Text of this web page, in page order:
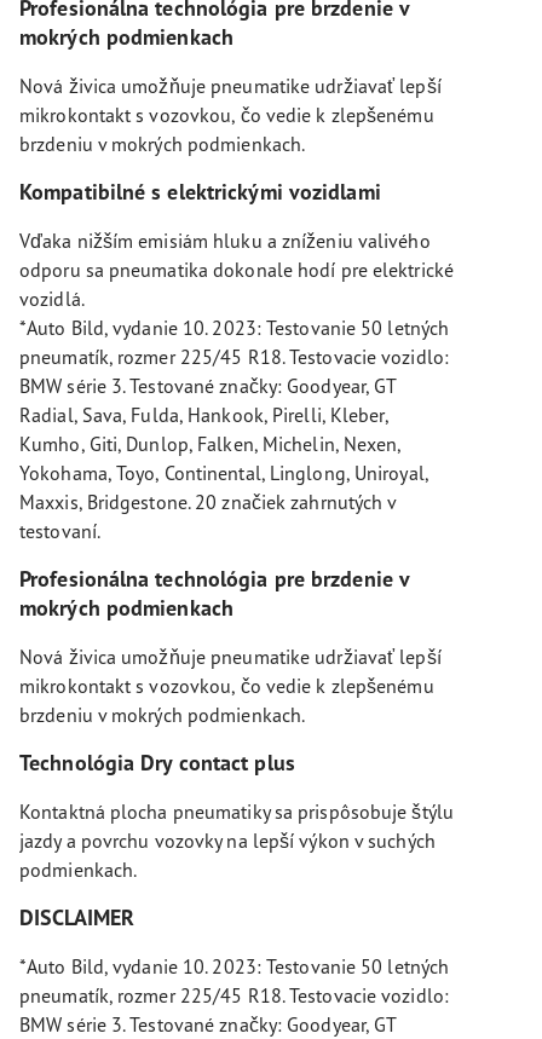
Profesionálna technológia pre brzdenie v
mokrých podmienkach
Nová živica umožňuje pneumatike udržiavať lepší
mikrokontakt s vozovkou, čo vedie k zlepšenému
brzdeniu v mokrých podmienkach.
Kompatibilné s elektrickými vozidlami
Vďaka nižším emisiám hluku a zníženiu valivého
odporu sa pneumatika dokonale hodí pre elektrické
vozidlá.
*Auto Bild, vydanie 10. 2023: Testovanie 50 letných
pneumatík, rozmer 225/45 R18. Testovacie vozidlo:
BMW série 3. Testované značky: Goodyear, GT
Radial, Sava, Fulda, Hankook, Pirelli, Kleber,
Kumho, Giti, Dunlop, Falken, Michelin, Nexen,
Yokohama, Toyo, Continental, Linglong, Uniroyal,
Maxxis, Bridgestone. 20 značiek zahrnutých v
testovaní.
Profesionálna technológia pre brzdenie v
mokrých podmienkach
Nová živica umožňuje pneumatike udržiavať lepší
mikrokontakt s vozovkou, čo vedie k zlepšenému
brzdeniu v mokrých podmienkach.
Technológia Dry contact plus
Kontaktná plocha pneumatiky sa prispôsobuje štýlu
jazdy a povrchu vozovky na lepší výkon v suchých
podmienkach.
DISCLAIMER
*Auto Bild, vydanie 10. 2023: Testovanie 50 letných
pneumatík, rozmer 225/45 R18. Testovacie vozidlo:
BMW série 3. Testované značky: Goodyear, GT